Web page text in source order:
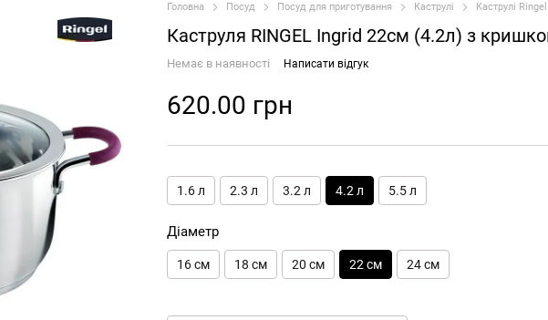
Головна Посуд Посуд для приготування Каструлі Каструлі Ringel
Каструля RINGEL Ingrid 22см (4.2л) з
Немає в наявності
Написати відгук
620.00 грн
1.6 л 2.3 л 3.2 л 4.2 л 5.5 л
Діаметр
16 см 18 см 20 см 22 см 24 см